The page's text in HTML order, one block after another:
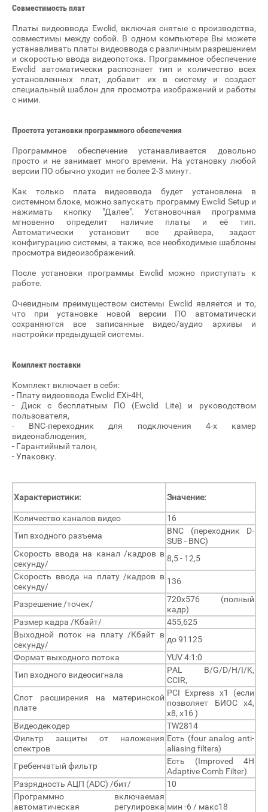
Совместимость плат
Платы видеоввода Ewclid, включая снятые с производства,
совместимы между собой. В одном компьютере Вы можете
устанавливать платы видеоввода с различным разрешением
и скоростью ввода видеопотока. Программное обеспечение
Ewclid автоматически распознает тип и количество всех
установленных плат, добавит их в систему и создаст
специальный шаблон для просмотра изображений и работы
с ними.
Простота установки программного обеспечения
Программное обеспечение устанавливается довольно
просто и не занимает много времени. На установку любой
версии ПО обычно уходит не более 2-3 минут.
Как только плата видеоввода будет установлена в
системном блоке, можно запускать программу Ewclid Setup и
нажимать кнопку "Далее". Установочная программа
мгновенно определит наличие платы и её тип.
Автоматически установит все драйвера, задаст
конфигурацию системы, а также, все необходимые шаблоны
просмотра видеоизображений.
После установки программы Ewclid можно приступать к
работе.
Очевидным преимуществом системы Ewclid является и то,
что при установке новой версии ПО автоматически
сохраняются все записанные видео/аудио архивы и
настройки предыдущей системы.
Комплект поставки
Комплект включает в себя:
- Плату видеоввода Ewclid EXi-4H,
- Диск с бесплатным ПО (Ewclid Lite) и руководством
пользователя,
- BNC-переходник для подключения 4-х камер
видеонаблюдения,
- Гарантийный талон,
- Упаковку.
Характеристики: Значение:
Количество каналов видео
16
Тип входного разъема
BNC (переходник D-
SUB - BNC)
Скорость ввода на канал /кадров в
секунду/
8,5 - 12,5
Скорость ввода на плату /кадров в
секунду/
136
Разрешение /точек/
720х576 (полный
кадр)
Размер кадра /Кбайт/
455,625
Выходной поток на плату /Кбайт в
секунду/
до 91125
Формат выходного потока
YUV 4:1:0
Тип входного видеосигнала
PAL B/G/D/H/I/K,
CCIR,
Слот расширения на материнской
плате
PCI Express x1 (если
позволяет БИОС x4,
x8, x16 )
Видеодекодер
TW2814
Фильтр защиты от наложения
спектров
Есть (four analog anti-
aliasing filters)
Гребенчатый фильтр
Есть (Improved 4H
Adaptive Comb Filter)
Разрядность АЦП (ADC) /бит/
10
Программно включаемая
автоматическая регулировка мин -6 / макс18